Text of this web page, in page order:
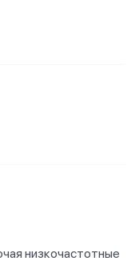
низкочастотные